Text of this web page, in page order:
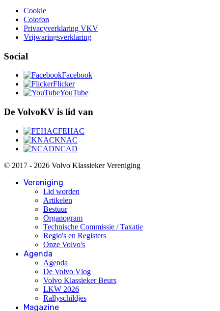
Cookie
Colofon
Privacyverklaring VKV
Vrijwaringsverklaring
Social
Facebook
Flicker
YouTube
De VolvoKV is lid van
FEHAC
KNAC
NCAD
© 2017 - 2026 Volvo Klassieker Vereniging
Vereniging
Lid worden
Artikelen
Bestuur
Organogram
Technische Commissie / Taxatie
Regio's en Registers
Onze Volvo's
Agenda
Agenda
De Volvo Vlog
Volvo Klassieker Beurs
LKW 2026
Rallyschildjes
Magazine